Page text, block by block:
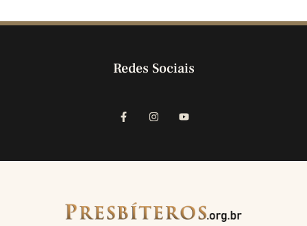
Redes Sociais